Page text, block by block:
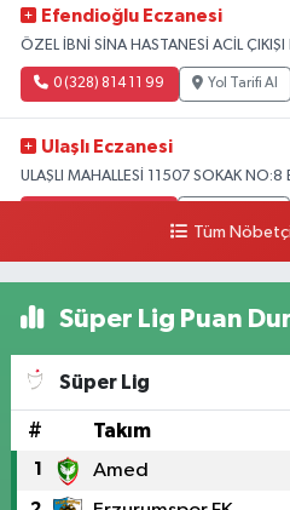
Efendioğlu Eczanesi
ÖZEL İBNİ SİNA HASTANESİ ACİL ÇIKIŞI
0 (328) 814 11 99 Yol Tarifi Al
Ulaşlı Eczanesi
ULAŞLI MAHALLESİ 11507 SOKAK NO:8
Tüm
Süper Lig Puan
Süper Lig
# Takım
1 Amed